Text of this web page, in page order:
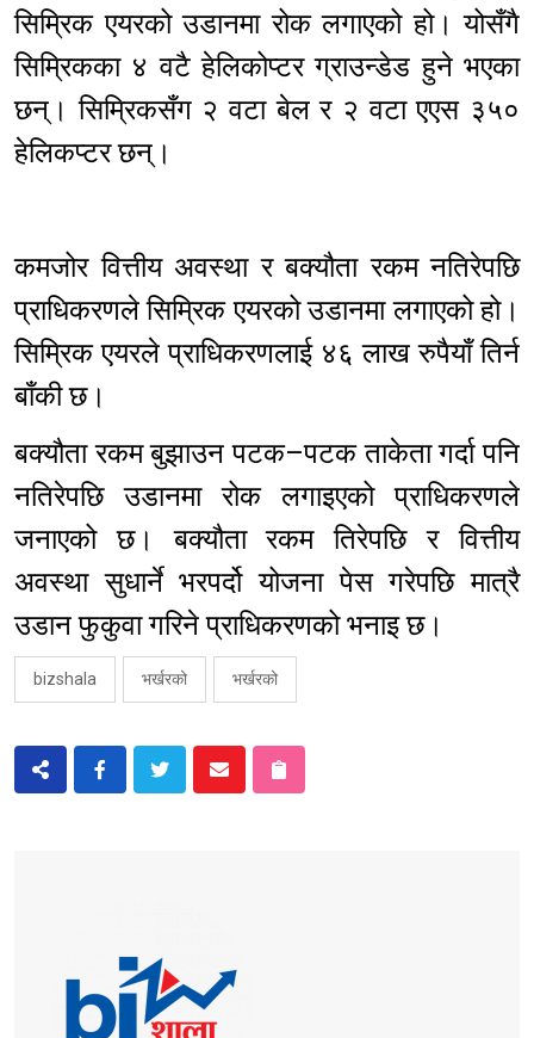
सिम्रिक एयरको उडानमा रोक लगाएको हो। योसँगै
सिम्रिकका ४ वटै हेलिकोप्टर ग्राउन्डेड हुने भएका
छन्। सिम्रिकसँग २ वटा बेल र २ वटा एएस ३५०
हेलिकप्टर छन्।
कमजोर वित्तीय अवस्था र बक्यौता रकम नतिरेपछि
प्राधिकरणले सिम्रिक एयरको उडानमा लगाएको हो।
सिम्रिक एयरले प्राधिकरणलाई ४६ लाख रुपैयाँ तिर्न
बाँकी छ।
बक्यौता रकम बुझाउन पटक–पटक ताकेता गर्दा पनि
नतिरेपछि उडानमा रोक लगाइएको प्राधिकरणले
जनाएको छ। बक्यौता रकम तिरेपछि र वित्तीय
अवस्था सुधार्ने भरपर्दो योजना पेस गरेपछि मात्रै
उडान फुकुवा गरिने प्राधिकरणको भनाइ छ।
bizshala भर्खरको भर्खरको